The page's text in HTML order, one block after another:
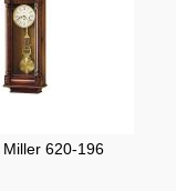
Miller 620-196